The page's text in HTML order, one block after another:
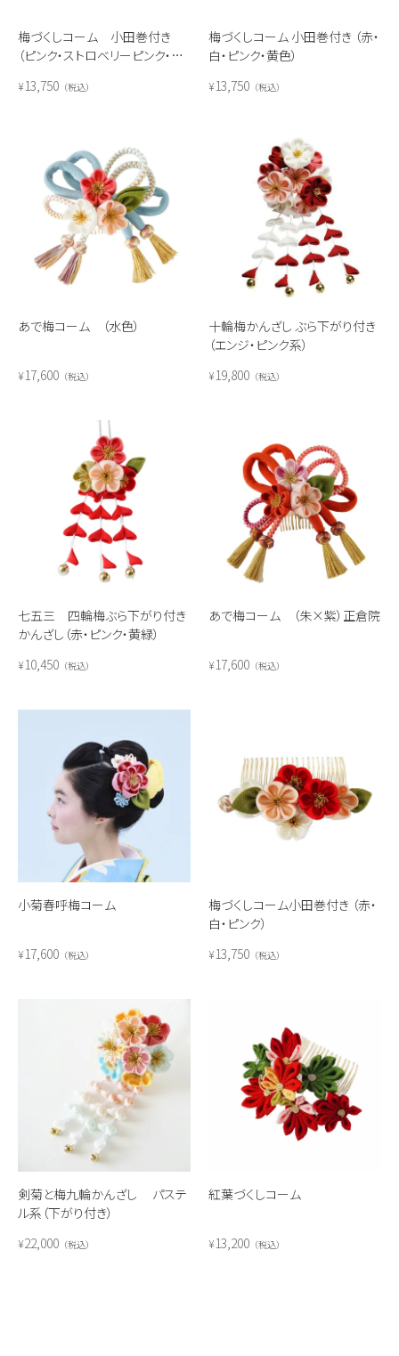
梅づくしコーム 小田巻付き
（ピンク・ストロベリーピンク・白・
¥13,750 税込
梅づくしコーム 小田巻付き （赤・
白・ピンク・黄色）
¥13,750 税込
あで梅コーム （水色）
¥17,600 税込
十輪梅かんざし ぶら下がり付き
（エンジ・ピンク系）
¥19,800 税込
七五三 四輪梅ぶら下がり付き
かんざし（赤・ピンク・黄緑）
¥10,450 税込
あで梅コーム （朱×紫）正倉院
¥17,600 税込
小菊春呼梅コーム
¥17,600 税込
梅づくしコーム小田巻付き （赤・
白・ピンク）
¥13,750 税込
剣菊と梅九輪かんざし パステ
ル系（下がり付き）
¥22,000 税込
紅葉づくしコーム
¥13,200 税込